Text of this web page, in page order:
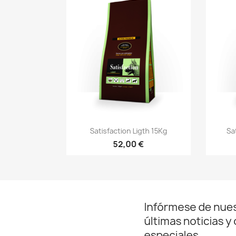
Vista rápida
Satisfaction Ligth 15Kg
52,00 €
Infórmese de
últimas noticias y